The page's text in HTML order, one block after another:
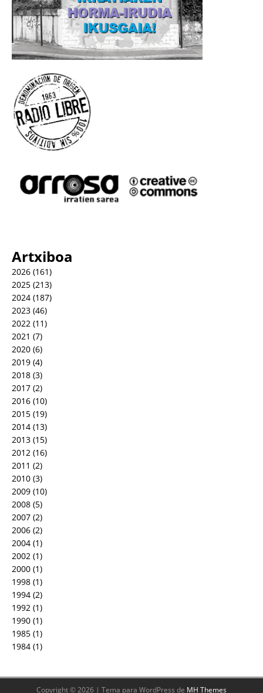
Artxiboa
2026 (161)
2025 (213)
2024 (187)
2023 (46)
2022 (11)
2021 (7)
2020 (6)
2019 (4)
2018 (3)
2017 (2)
2016 (10)
2015 (19)
2014 (13)
2013 (15)
2012 (16)
2011 (2)
2010 (3)
2009 (10)
2008 (5)
2007 (2)
2006 (2)
2004 (1)
2002 (1)
2000 (1)
1998 (1)
1994 (2)
1992 (1)
1990 (1)
1985 (1)
1984 (1)
Copyright © 2026 | Tema para WordPress de MH Themes